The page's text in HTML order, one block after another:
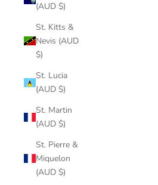
(AUD $)
St. Kitts &
Nevis (AUD
$)
St. Lucia
(AUD $)
St. Martin
(AUD $)
St. Pierre &
Miquelon
(AUD $)